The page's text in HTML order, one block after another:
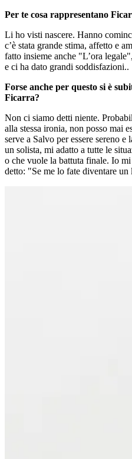
Per te cosa rappresentano
Li ho visti nascere. Hanno
c’è stata grande stima, affetto e
fatto insieme anche "L’ora
e ci ha dato grandi soddisfazioni..
Forse anche per questo si è
Ficarra?
Non ci siamo detti niente.
alla stessa ironia, non posso mai
serve a Salvo per essere sereno
un solista, mi adatto a tutte le
o che vuole la battuta finale. Io
detto: "Se me lo fate diventare